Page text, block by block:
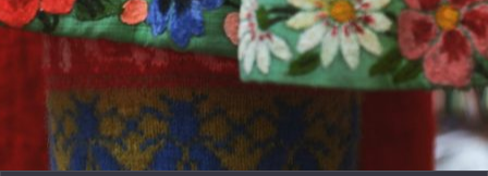
FAQ